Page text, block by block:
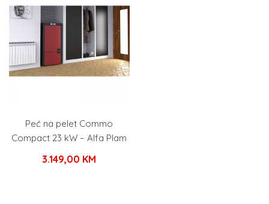
Peć na pelet Commo
Compact 23 kW – Alfa Plam
3.149,00 KM